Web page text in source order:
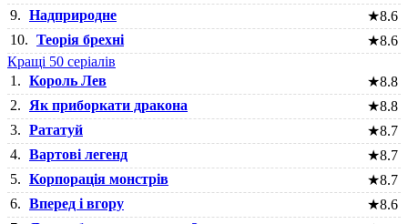
9. Надприродне ★8.6
10. Теорія брехні ★8.6
Кращі 50 серіалів
1. Король Лев ★8.8
2.
Як приборкати дракона ★8.8
3. Рататуй ★8.7
4. Вартові легенд ★8.7
5. Корпорація монстрів ★8.7
6. Вперед і вгору ★8.6